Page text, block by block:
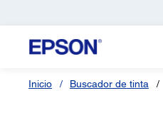
Inicio Buscador de tinta